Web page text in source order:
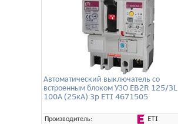
Автоматический выключатель со
встроенным блоком УЗО EB2R 125/3L
100А (25кА) 3p ETI 4671505
Производитель:
ETI